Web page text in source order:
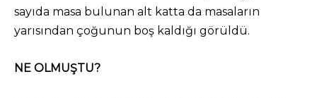
sayıda masa bulunan alt katta da masaların
yarısından çoğunun boş kaldığı görüldü.
NE OLMUŞTU?